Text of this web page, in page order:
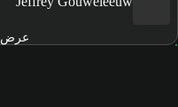
عرض FC Augsburg